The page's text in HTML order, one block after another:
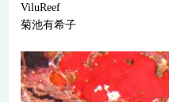
ViluReef
菊池有希子